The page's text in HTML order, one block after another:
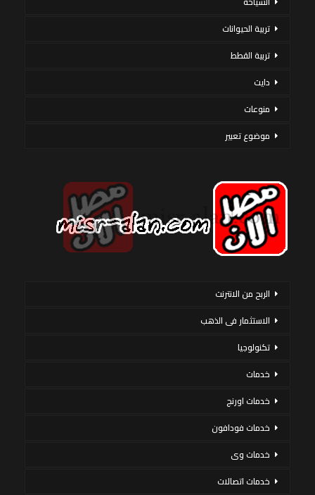
تربية الحيوانات
تربية القطط
دايت
منوعات
موضوع تعبير
الربح من الانترنت
الاستثمار فى الذهب
تكنولوجيا
خدمات
خدمات اورنج
خدمات فودافون
خدمات وى
خدمات اتصالات